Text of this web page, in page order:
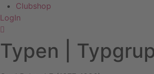
Clubshop
LogIn
Typen |